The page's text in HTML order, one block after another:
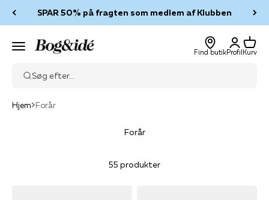
SPAR 50% på fragten som medlem af Klubben
Menu Bog & idé
Find butik
Log ind
Profil
Kurv
Kurv
Søg efter...
Hjem Forår
Forår
55 produkter